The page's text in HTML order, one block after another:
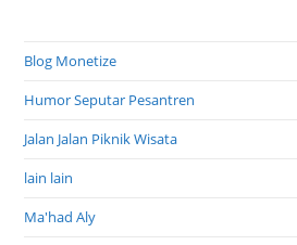
Blog Monetize
Humor Seputar Pesantren
Jalan Jalan Piknik Wisata
lain lain
Ma'had Aly